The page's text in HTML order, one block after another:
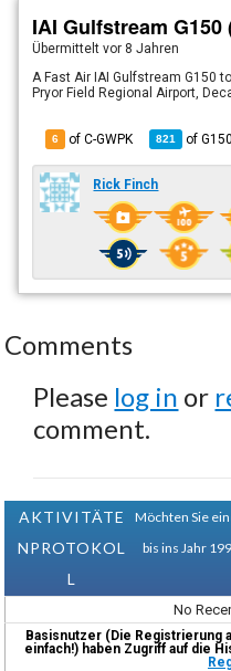
IAI Gulfstream G150
Übermitteltvor 8 Jahren
A Fast Air IAI Gulfstream G150
Pryor Field Regional Airport,
6 of C-GWPK 821 ofG150
Rick Finch
Comments
Please log in or
comment.
AKTIVITÄTE
NPROTOKOL
L
Möchten Sie
bis ins Jahr
No
Basisnutzer (Die Registrierung
einfach!) haben Zugriff auf die